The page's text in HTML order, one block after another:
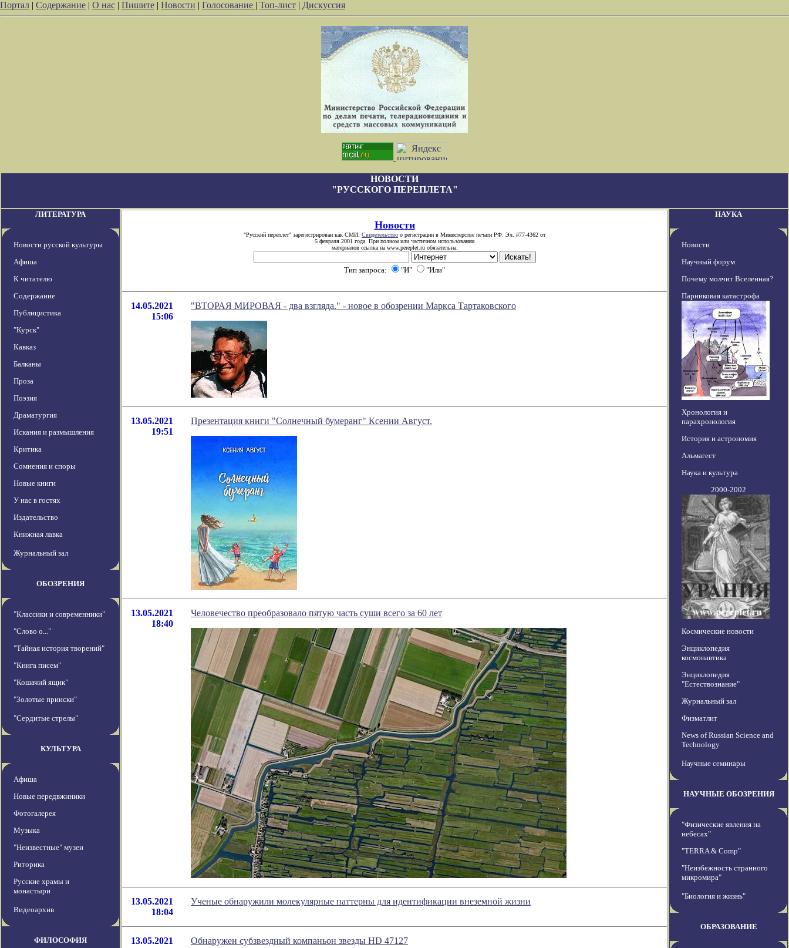
Портал | Содержание | О нас | Пишите | Новости | Голосование | Топ-лист | Дискуссия
НОВОСТИ
"РУССКОГО ПЕРЕПЛЕТА"
ЛИТЕРАТУРА
Новости русской культуры
Афиша
К читателю
Содержание
Публицистика
"Курск"
Кавказ
Балканы
Проза
Поэзия
Драматургия
Искания и размышления
Критика
Сомнения и споры
Новые книги
У нас в гостях
Издательство
Книжная лавка
Журнальный зал
ОБОЗРЕНИЯ
"Классики и современники"
"Слово о..."
"Тайная история творений"
"Книга писем"
"Кошачий ящик"
"Золотые прииски"
"Сердитые стрелы"
КУЛЬТУРА
Афиша
Новые передвжиники
Фотогалерея
Музыка
"Неизвестные" музеи
Риторика
Русские храмы и
монастыри
Видеоархив
ФИЛОСОФИЯ
Новости
"Русский переплет" зарегистрирован как СМИ. Свидетельство о регистрации в Министерстве печати РФ: Эл. #77-4362 от
5 февраля 2001 года. При полном или частичном использовании
материалов ссылка на www.pereplet.ru обязательна.
Тип запроса: "И" "Или"
14.05.2021
15:06
"ВТОРАЯ МИРОВАЯ - два взгляда." - новое в обозрении Маркса Тартаковского
13.05.2021
19:51
Презентация книги "Солнечный бумеранг" Ксении Август.
13.05.2021
18:40
Человечество преобразовало пятую часть суши всего за 60 лет
13.05.2021
18:04
Ученые обнаружили молекулярные паттерны для идентификации внеземной жизни
13.05.2021
Обнаружен субзвездный компаньон звезды HD 47127
НАУКА
Новости
Научный форум
Почему молчит Вселенная?
Парниковая катастрофа
Хронология и
парахронология
История и астрономия
Альмагест
Наука и культура
2000-2002
Космические новости
Энциклопедия
космонавтика
Энциклопедия
"Естествознание"
Журнальный зал
Физматлит
News of Russian Science and
Technology
Научные семинары
НАУЧНЫЕ ОБОЗРЕНИЯ
"Физические явления на
небесах"
"TERRA & Comp"
"Неизбежность странного
микромира"
"Биология и жизнь"
ОБРАЗОВАНИЕ